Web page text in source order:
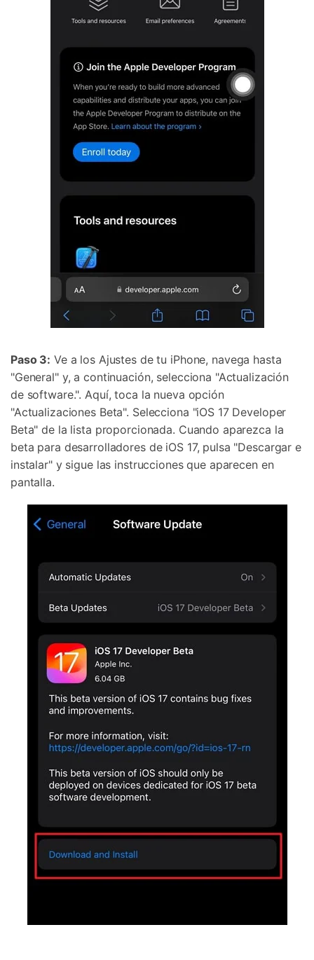
Paso 3: Ve a los Ajustes de tu iPhone, navega hasta
"General" y, a continuación, selecciona "Actualización
de software.". Aquí, toca la nueva opción
"Actualizaciones Beta". Selecciona "iOS 17 Developer
Beta" de la lista proporcionada. Cuando aparezca la
beta para desarrolladores de iOS 17, pulsa "Descargar e
instalar" y sigue las instrucciones que aparecen en
pantalla.
+50M usuarios y +17 años de confianza
Recupera y transfiere datos fácilmente
Tecnología IA: sin conocimientos técnicos
Abrir App Prueba Online